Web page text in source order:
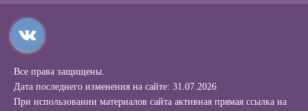
Все права защищены.
Дата последнего изменения на сайте: 31.07.2026
При использовании материалов сайта активная прямая ссылка на